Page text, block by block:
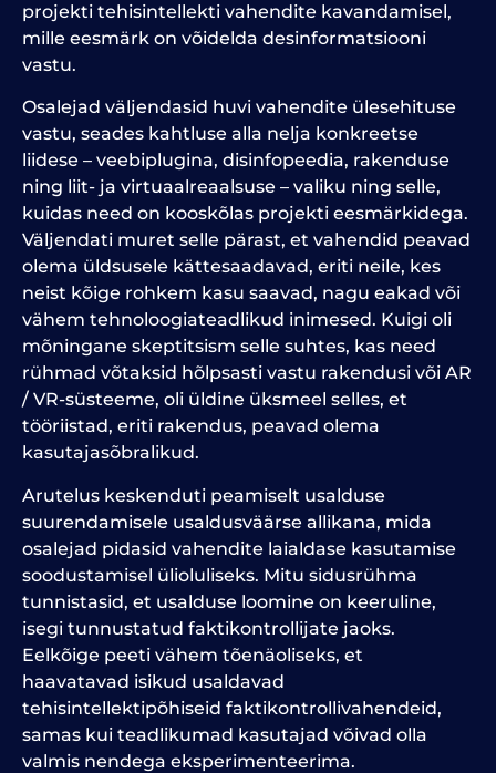
projekti tehisintellekti vahendite kavandamisel,
mille eesmärk on võidelda desinformatsiooni
vastu.
Osalejad väljendasid huvi vahendite ülesehituse
vastu, seades kahtluse alla nelja konkreetse
liidese – veebiplugina, disinfopeedia, rakenduse
ning liit- ja virtuaalreaalsuse – valiku ning selle,
kuidas need on kooskõlas projekti eesmärkidega.
Väljendati muret selle pärast, et vahendid peavad
olema üldsusele kättesaadavad, eriti neile, kes
neist kõige rohkem kasu saavad, nagu eakad või
vähem tehnoloogiateadlikud inimesed. Kuigi oli
mõningane skeptitsism selle suhtes, kas need
rühmad võtaksid hõlpsasti vastu rakendusi või AR
/ VR-süsteeme, oli üldine üksmeel selles, et
tööriistad, eriti rakendus, peavad olema
kasutajasõbralikud.
Arutelus keskenduti peamiselt usalduse
suurendamisele usaldusväärse allikana, mida
osalejad pidasid vahendite laialdase kasutamise
soodustamisel ülioluliseks. Mitu sidusrühma
tunnistasid, et usalduse loomine on keeruline,
isegi tunnustatud faktikontrollijate jaoks.
Eelkõige peeti vähem tõenäoliseks, et
haavatavad isikud usaldavad
tehisintellektipõhiseid faktikontrollivahendeid,
samas kui teadlikumad kasutajad võivad olla
valmis nendega eksperimenteerima.